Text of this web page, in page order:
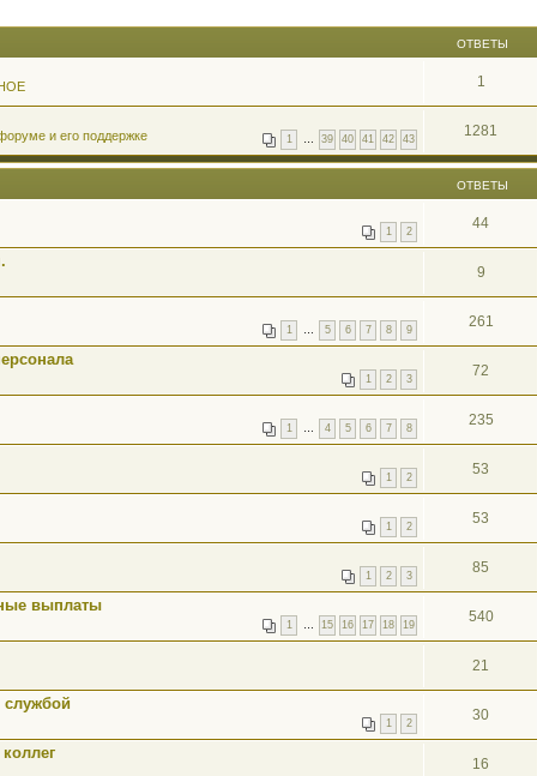
ОТВЕТЫ
1
1 … 39 40 41 42 43
и его поддержке 1281
ОТВЕТЫ
1 2 44
9
1 … 5 6 7 8 9 261
1 2 3 72
1 … 4 5 6 7 8 235
1 2 53
1 2 53
1 2 3 85
выплаты
1 … 15 16 17 18 19 540
21
1 2 30
16